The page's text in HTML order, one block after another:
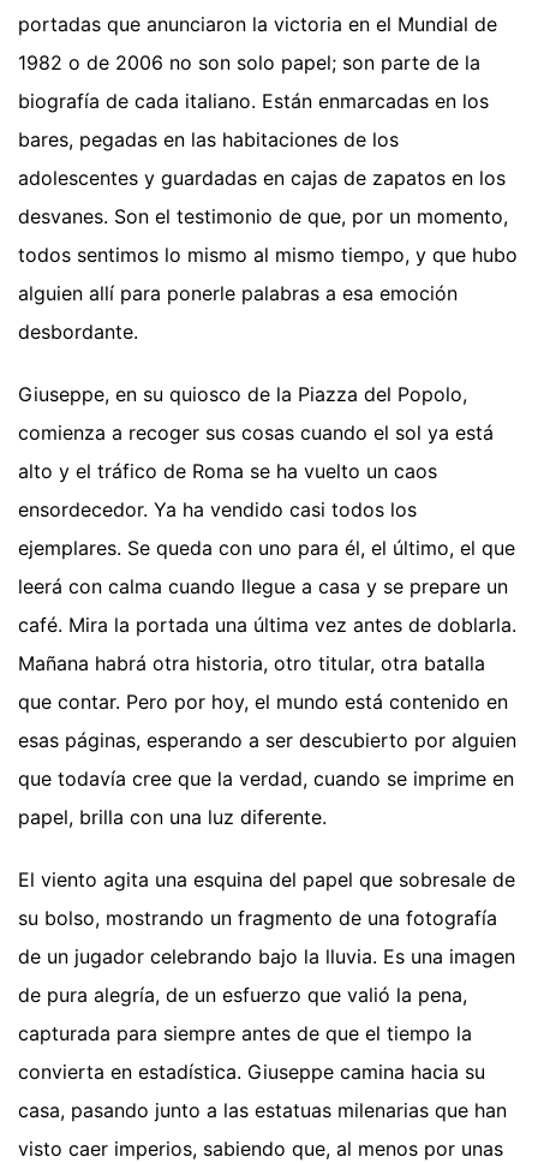
portadas que anunciaron la victoria en el Mundial de
1982 o de 2006 no son solo papel; son parte de la
biografía de cada italiano. Están enmarcadas en los
bares, pegadas en las habitaciones de los
adolescentes y guardadas en cajas de zapatos en los
desvanes. Son el testimonio de que, por un momento,
todos sentimos lo mismo al mismo tiempo, y que hubo
alguien allí para ponerle palabras a esa emoción
desbordante.
Giuseppe, en su quiosco de la Piazza del Popolo,
comienza a recoger sus cosas cuando el sol ya está
alto y el tráfico de Roma se ha vuelto un caos
ensordecedor. Ya ha vendido casi todos los
ejemplares. Se queda con uno para él, el último, el que
leerá con calma cuando llegue a casa y se prepare un
café. Mira la portada una última vez antes de doblarla.
Mañana habrá otra historia, otro titular, otra batalla
que contar. Pero por hoy, el mundo está contenido en
esas páginas, esperando a ser descubierto por alguien
que todavía cree que la verdad, cuando se imprime en
papel, brilla con una luz diferente.
El viento agita una esquina del papel que sobresale de
su bolso, mostrando un fragmento de una fotografía
de un jugador celebrando bajo la lluvia. Es una imagen
de pura alegría, de un esfuerzo que valió la pena,
capturada para siempre antes de que el tiempo la
convierta en estadística. Giuseppe camina hacia su
casa, pasando junto a las estatuas milenarias que han
visto caer imperios, sabiendo que, al menos por unas